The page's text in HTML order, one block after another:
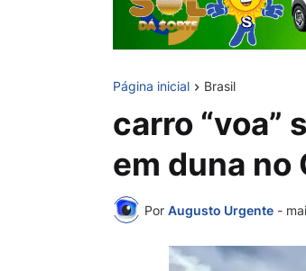
Página inicial Brasil
carro “voa”
em duna no
Por Augusto Urgente -